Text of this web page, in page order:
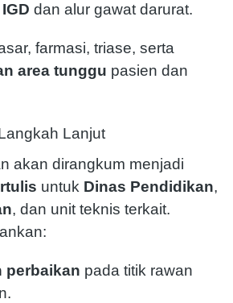
IGD dan alur gawat darurat.
farmasi, triase, serta
area tunggu pasien dan
Lanjut
akan dirangkum menjadi
untuk Dinas Pendidikan,
, dan unit teknis terkait.
perbaikan pada titik rawan